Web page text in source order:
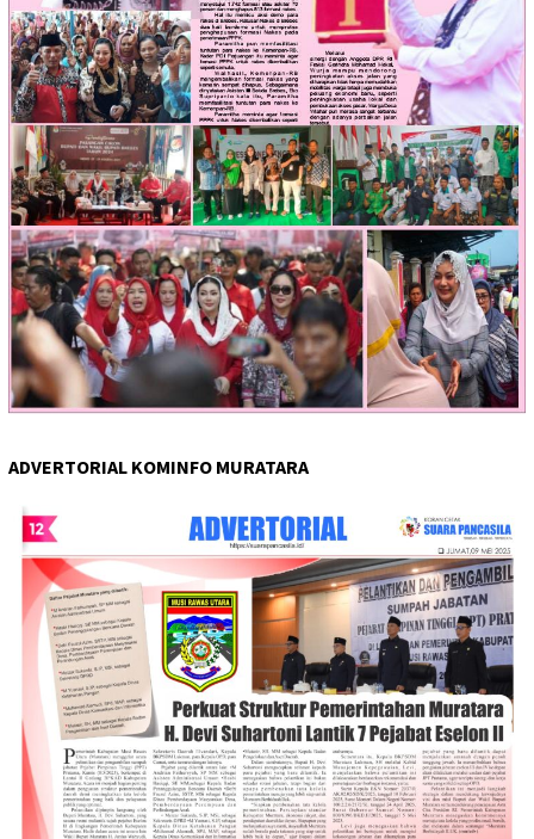
ADVERTORIAL KOMINFO MURATARA